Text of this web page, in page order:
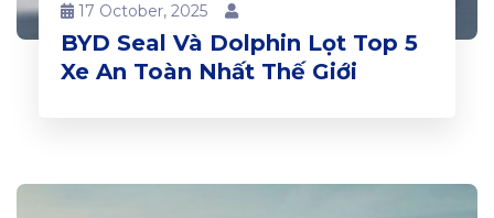
17 October, 2025
BYD Seal Và Dolphin Lọt Top 5
Xe An Toàn Nhất Thế Giới